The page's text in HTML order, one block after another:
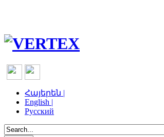
Հայերեն |
English |
Русский